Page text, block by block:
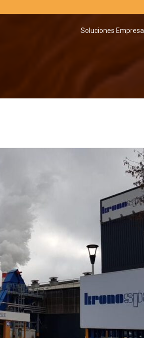
Soluciones Empresa